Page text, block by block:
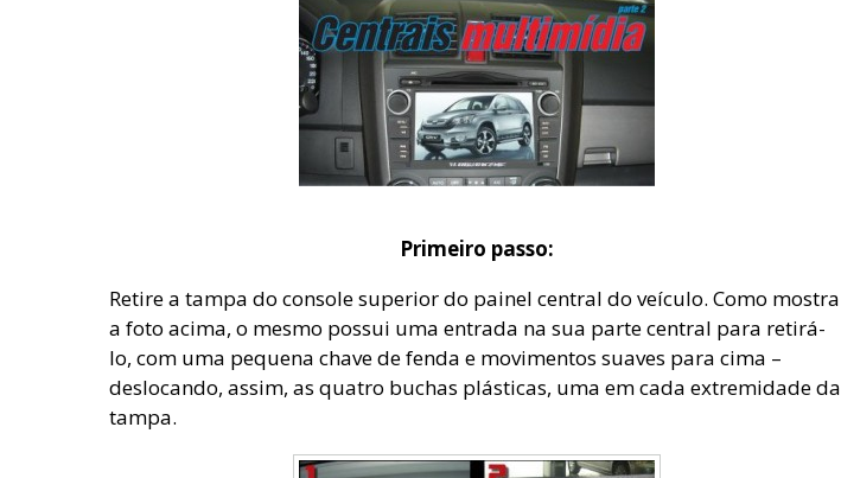
Primeiro passo:
Retire a tampa do console superior do painel central do veículo. Como mostra
a foto acima, o mesmo possui uma entrada na sua parte central para retirá-
lo, com uma pequena chave de fenda e movimentos suaves para cima –
deslocando, assim, as quatro buchas plásticas, uma em cada extremidade da
tampa.